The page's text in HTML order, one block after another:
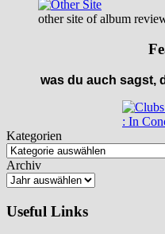
other site of album
was du auch sagst,
: In
Kategorien
Archiv
Useful Links